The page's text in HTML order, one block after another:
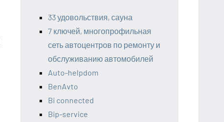
33 удовольствия, сауна
7 ключей, многопрофильная
сеть автоцентров по ремонту и
обслуживанию автомобилей
Auto-helpdom
BenAvto
Bi connected
Bip-service